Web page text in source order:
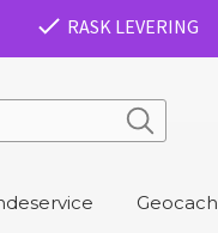
RASK LEVERING
Geocach